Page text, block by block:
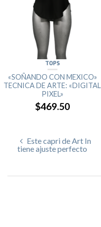
TOPS
«SOÑANDO CON MEXICO»
TECNICA DE ARTE: «DIGITAL
PIXEL»
$469.50
Este capri de Art In
tiene ajuste perfecto